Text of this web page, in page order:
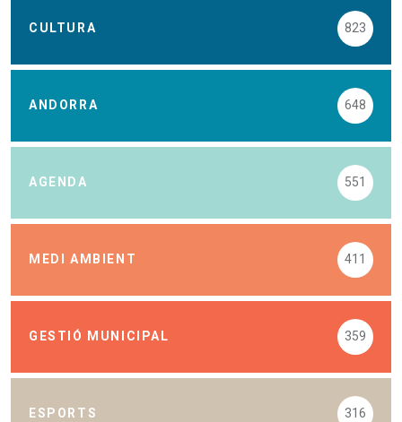
CULTURA 823
ANDORRA 648
AGENDA 551
MEDI AMBIENT 411
GESTIÓ MUNICIPAL 359
ESPORTS 316